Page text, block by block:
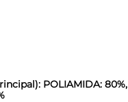
POLIAMIDA: 80%,